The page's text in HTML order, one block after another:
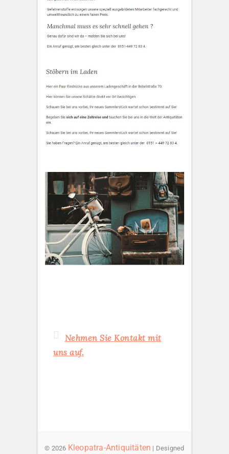
Nehmen Sie Kontakt mit
uns auf.
© 2026 Kleopatra-Antiquitäten | Designed